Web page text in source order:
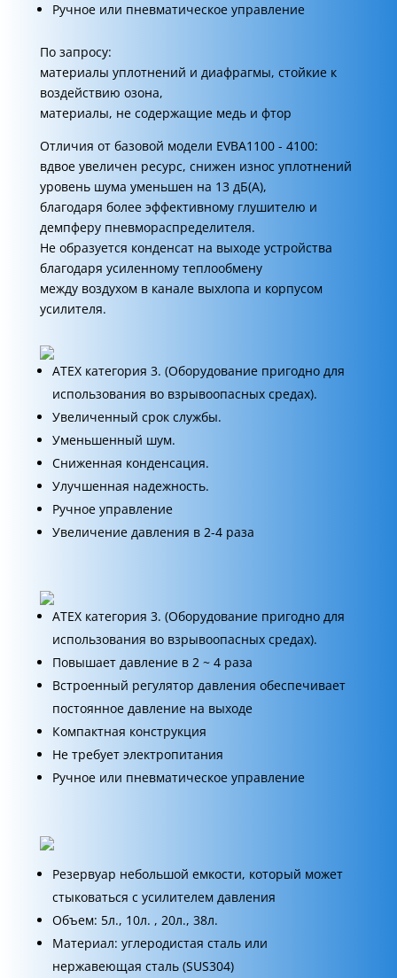
Ручное или пневматическое управление
По запросу:
материалы уплотнений и диафрагмы, стойкие к
воздействию озона,
материалы, не содержащие медь и фтор
Отличия от базовой модели EVBA1100 - 4100:
вдвое увеличен ресурс, снижен износ уплотнений
уровень шума уменьшен на 13 дБ(А),
благодаря более эффективному глушителю и
демпферу пневмораспределителя.
Не образуется конденсат на выходе устройства
благодаря усиленному теплообмену
между воздухом в канале выхлопа и корпусом
усилителя.
ATEX категория 3. (Оборудование пригодно для
использования во взрывоопасных средах).
Увеличенный срок службы.
Уменьшенный шум.
Сниженная конденсация.
Улучшенная надежность.
Ручное управление
Увеличение давления в 2-4 раза
ATEX категория 3. (Оборудование пригодно для
использования во взрывоопасных средах).
Повышает давление в 2 ~ 4 раза
Встроенный регулятор давления обеспечивает
постоянное давление на выходе
Компактная конструкция
Не требует электропитания
Ручное или пневматическое управление
Резервуар небольшой емкости, который может
стыковаться с усилителем давления
Объем: 5л., 10л. , 20л., 38л.
Материал: углеродистая сталь или
нержавеющая сталь (SUS304)